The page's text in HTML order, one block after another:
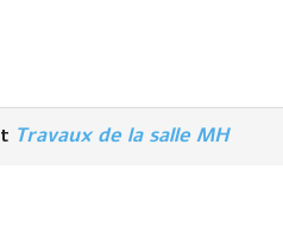
Travaux de la salle MH